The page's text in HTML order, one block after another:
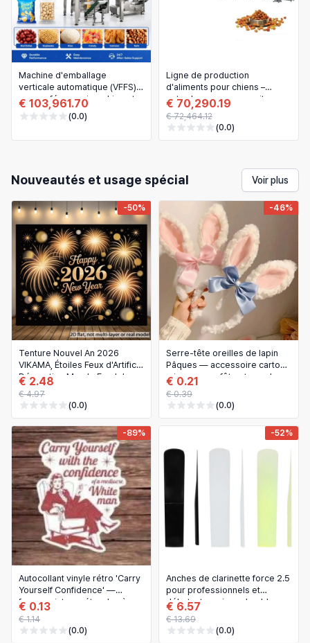
Machine d'emballage
verticale automatique (VFFS)
pour café en grains, chips et
maïs doux
€ 103,961.70
(0.0)
Ligne de production
d'aliments pour chiens –
extrudeuse pour nourriture
animale
€ 70,290.19
€ 72,464.12
(0.0)
Nouveautés et usage spécial Voir plus
-50%
Tenture Nouvel An 2026
VIKAMA, Étoiles Feux d'Artifice,
Décoration Murale Fond de
Salon pour Fête du Nouvel An
€ 2.48
€ 4.97
(0.0)
-46%
Serre-tête oreilles de lapin
Pâques — accessoire cartoon
mignon pour fête et cosplay
Lolita
€ 0.21
€ 0.39
(0.0)
-89%
Autocollant vinyle rétro 'Carry
Yourself Confidence' —
femme vintage, étanche, à
coller sur ordinateur, gourde,
tumbler, carnet ou voiture —
idée cadeau empowerment
€ 0.13
€ 1.14
(0.0)
-52%
Anches de clarinette force 2.5
pour professionnels et
débutants, noires, durables
€ 6.57
€ 13.69
(0.0)